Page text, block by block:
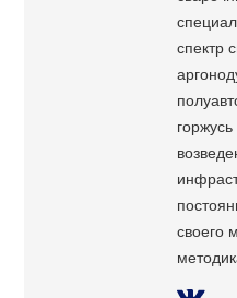
спектр
своего